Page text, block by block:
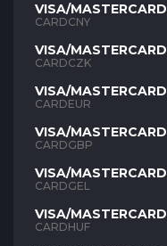
VISA/MASTERCARD
CNY
CARDCNY
VISA/MASTERCARD
CZK
CARDCZK
VISA/MASTERCARD
EUR
CARDEUR
VISA/MASTERCARD
GBP
CARDGBP
VISA/MASTERCARD
GEL
CARDGEL
VISA/MASTERCARD
HUF
CARDHUF